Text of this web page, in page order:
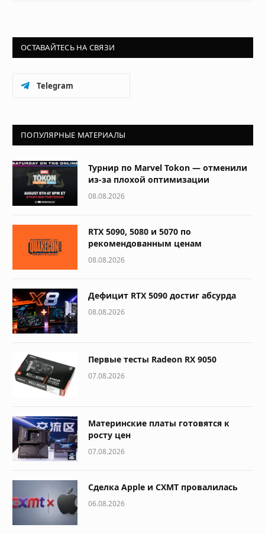
ОСТАВАЙТЕСЬ НА СВЯЗИ
Telegram
ПОПУЛЯРНЫЕ МАТЕРИАЛЫ
Турнир по Marvel Tokon — отменили
из-за плохой оптимизации
08.08.2026
RTX 5090, 5080 и 5070 по
рекомендованным ценам
08.08.2026
Дефицит RTX 5090 достиг абсурда
08.08.2026
Первые тесты Radeon RX 9050
07.08.2026
Материнские платы готовятся к
росту цен
07.08.2026
Сделка Apple и CXMT провалилась
06.08.2026